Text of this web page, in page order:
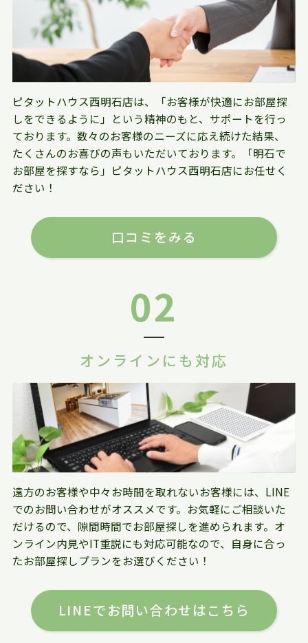
ピタットハウス西明石店は、「お客様が快適にお部屋探
しをできるように」という精神のもと、サポートを行っ
ております。数々のお客様のニーズに応え続けた結果、
たくさんのお喜びの声もいただいております。「明石で
お部屋を探すなら」ピタットハウス西明石店にお任せく
ださい！
口コミをみる
02
オンラインにも対応
遠方のお客様や中々お時間を取れないお客様には、LINE
でのお問い合わせがオススメです。お気軽にご相談いた
だけるので、隙間時間でお部屋探しを進められます。オ
ンライン内見やIT重説にも対応可能なので、自身に合っ
たお部屋探しプランをお選びください！
LINEでお問い合わせはこちら